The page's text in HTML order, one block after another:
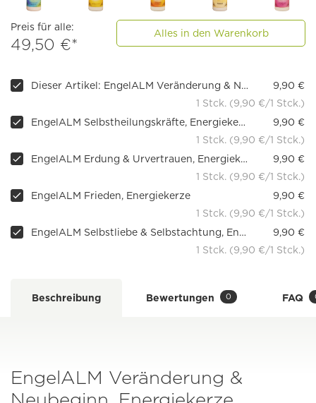
Preis für alle:
49,50 €*
Alles in den Warenkorb
Dieser Artikel: EngelALM Veränderung & Neubeginn, Energiekerze
9,90 €
1 Stck. (9,90 €/1 Stck.)
EngelALM Selbstheilungskräfte, Energiekerze
9,90 €
1 Stck. (9,90 €/1 Stck.)
EngelALM Erdung & Urvertrauen, Energiekerze
9,90 €
1 Stck. (9,90 €/1 Stck.)
EngelALM Frieden, Energiekerze
9,90 €
1 Stck. (9,90 €/1 Stck.)
EngelALM Selbstliebe & Selbstachtung, Energiekerze
9,90 €
1 Stck. (9,90 €/1 Stck.)
Beschreibung Bewertungen 0 FAQ
EngelALM Veränderung &